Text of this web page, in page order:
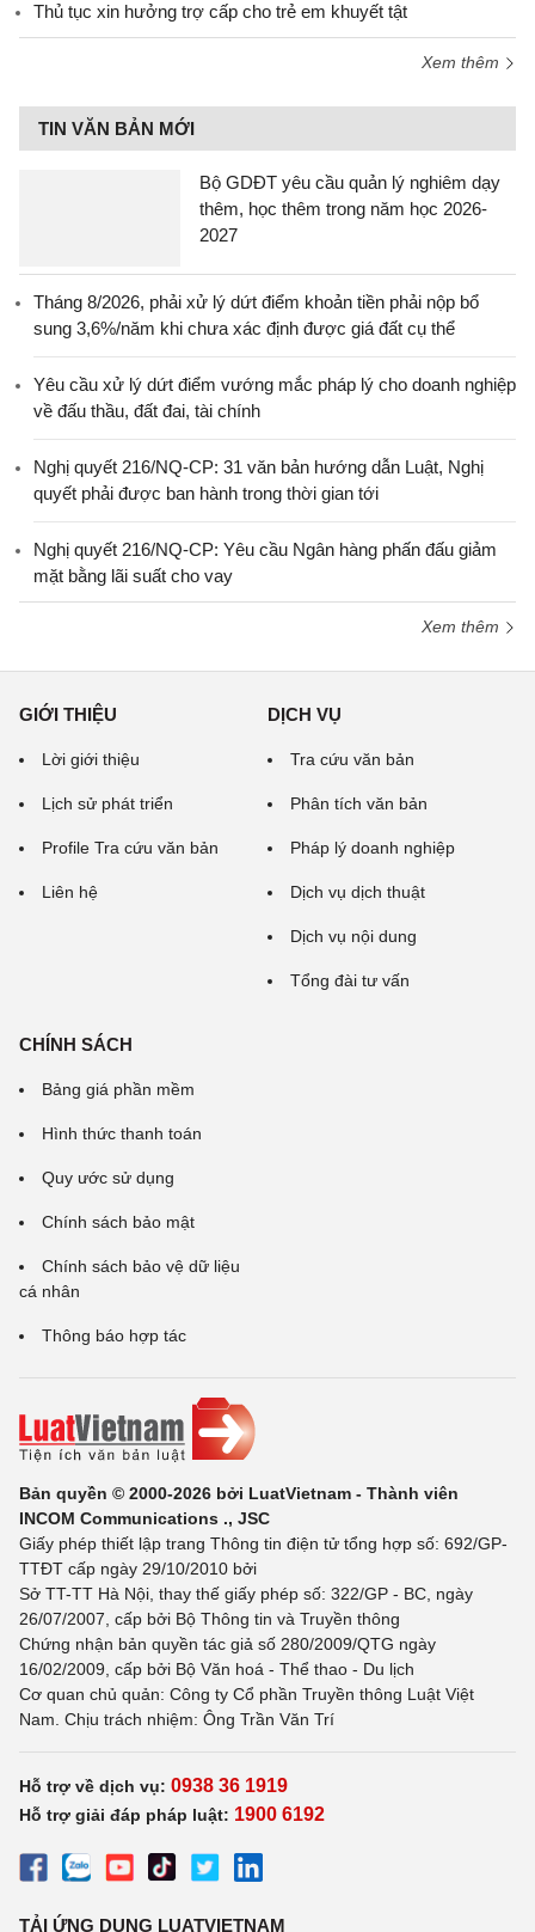
Thủ tục xin hưởng trợ cấp cho trẻ em khuyết tật
Xem thêm
TIN VĂN BẢN MỚI
Bộ GDĐT yêu cầu quản lý nghiêm dạy
thêm, học thêm trong năm học 2026-
2027
Tháng 8/2026, phải xử lý dứt điểm khoản tiền phải nộp bổ
sung 3,6%/năm khi chưa xác định được giá đất cụ thể
Yêu cầu xử lý dứt điểm vướng mắc pháp lý cho doanh nghiệp
về đấu thầu, đất đai, tài chính
Nghị quyết 216/NQ-CP: 31 văn bản hướng dẫn Luật, Nghị
quyết phải được ban hành trong thời gian tới
Nghị quyết 216/NQ-CP: Yêu cầu Ngân hàng phấn đấu giảm
mặt bằng lãi suất cho vay
Xem thêm
GIỚI THIỆU
Lời giới thiệu
Lịch sử phát triển
Profile Tra cứu văn bản
Liên hệ
DỊCH VỤ
Tra cứu văn bản
Phân tích văn bản
Pháp lý doanh nghiệp
Dịch vụ dịch thuật
Dịch vụ nội dung
Tổng đài tư vấn
CHÍNH SÁCH
Bảng giá phần mềm
Hình thức thanh toán
Quy ước sử dụng
Chính sách bảo mật
Chính sách bảo vệ dữ liệu
cá nhân
Thông báo hợp tác
Bản quyền © 2000-2026 bởi LuatVietnam - Thành viên
INCOM Communications ., JSC
Giấy phép thiết lập trang Thông tin điện tử tổng hợp số: 692/GP-
TTĐT cấp ngày 29/10/2010 bởi
Sở TT-TT Hà Nội, thay thế giấy phép số: 322/GP - BC, ngày
26/07/2007, cấp bởi Bộ Thông tin và Truyền thông
Chứng nhận bản quyền tác giả số 280/2009/QTG ngày
16/02/2009, cấp bởi Bộ Văn hoá - Thể thao - Du lịch
Cơ quan chủ quản: Công ty Cổ phần Truyền thông Luật Việt
Nam. Chịu trách nhiệm: Ông Trần Văn Trí
Hỗ trợ về dịch vụ: 0938 36 1919
Hỗ trợ giải đáp pháp luật: 1900 6192
TẢI ỨNG DỤNG LUATVIETNAM